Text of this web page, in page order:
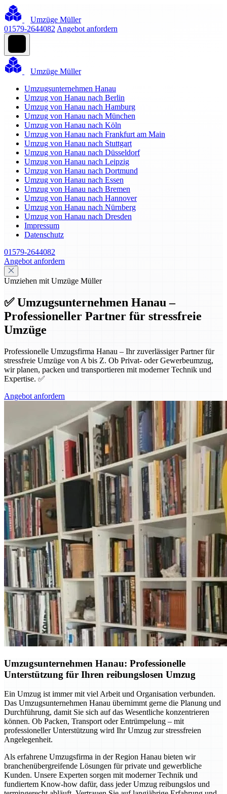
Umzüge Müller
01579-2644082 Angebot anfordern
Umzüge Müller
Umzugsunternehmen Hanau
Umzug von Hanau nach Berlin
Umzug von Hanau nach Hamburg
Umzug von Hanau nach München
Umzug von Hanau nach Köln
Umzug von Hanau nach Frankfurt am Main
Umzug von Hanau nach Stuttgart
Umzug von Hanau nach Düsseldorf
Umzug von Hanau nach Leipzig
Umzug von Hanau nach Dortmund
Umzug von Hanau nach Essen
Umzug von Hanau nach Bremen
Umzug von Hanau nach Hannover
Umzug von Hanau nach Nürnberg
Umzug von Hanau nach Dresden
Impressum
Datenschutz
01579-2644082
Angebot anfordern
Umziehen mit Umzüge Müller
✅ Umzugsunternehmen Hanau –
Professioneller Partner für stressfreie
Umzüge
Professionelle Umzugsfirma Hanau – Ihr zuverlässiger Partner für
stressfreie Umzüge von A bis Z. Ob Privat- oder Gewerbeumzug,
wir planen, packen und transportieren mit moderner Technik und
Expertise. ✅
Angebot anfordern
Umzugsunternehmen Hanau: Professionelle
Unterstützung für Ihren reibungslosen Umzug
Ein Umzug ist immer mit viel Arbeit und Organisation verbunden.
Das Umzugsunternehmen Hanau übernimmt gerne die Planung und
Durchführung, damit Sie sich auf das Wesentliche konzentrieren
können. Ob Packen, Transport oder Entrümpelung – mit
professioneller Unterstützung wird Ihr Umzug zur stressfreien
Angelegenheit.
Als erfahrene Umzugsfirma in der Region Hanau bieten wir
branchenübergreifende Lösungen für private und gewerbliche
Kunden. Unsere Experten sorgen mit moderner Technik und
fundiertem Know-how dafür, dass jeder Umzug reibungslos und